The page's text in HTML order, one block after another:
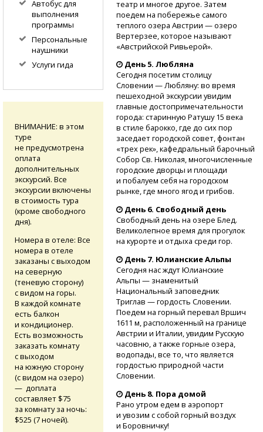
театр и многое другое. Затем
поедем на побережье самого
теплого озера Австрии — озеро
Вертерзее, которое называют
«Австрийской Ривьерой».
День 5. Любляна
Сегодня посетим столицу
Словении — Любляну: во время
пешеходной экскурсии увидим
главные достопримечательности
города: старинную Ратушу 15 века
в стиле барокко, где до сих пор
заседает городской совет, фонтан
«трех рек», кафедральный барочный
Собор Св. Николая, многочисленные
городские дворцы и площади
и побалуем себя на городском
рынке, где много ягод и грибов.
День 6. Свободный день
Свободный день на озере Блед.
Великолепное время для прогулок
на курорте и отдыха среди гор.
День 7. Юлианские Альпы
Сегодня нас ждут Юлианские
Альпы — знаменитый
Национальный заповедник
Триглав — гордость Словении.
Поедем на горный перевал Вршич
1611 м, расположенный на границе
Австрии и Италии, увидим Русскую
часовню, а также горные озера,
водопады, все то, что является
гордостью природной части
Словении.
День 8. Пора домой
Рано утром едем в аэропорт
и увозим с собой горный воздух
и Боровничку!
Автобус для
выполнения
программы
Персональные
наушники
Услуги гида
ВНИМАНИЕ: в этом
туре
не предусмотрена
оплата
дополнительных
экскурсий. Все
экскурсии включены
в стоимость тура
(кроме свободного
дня).
Номера в отеле: Все
номера в отеле
заказаны с выходом
на северную
(теневую сторону)
с видом на горы.
В каждой комнате
есть балкон
и кондиционер.
Есть возможность
заказать комнату
с выходом
на южную сторону
(с видом на озеро)
— доплата
составляет $75
за комнату за ночь:
$525 (7 ночей).